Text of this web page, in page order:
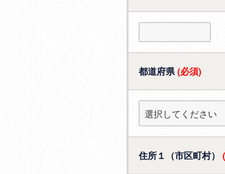
都道府県(必須)
住所１（市区町村）